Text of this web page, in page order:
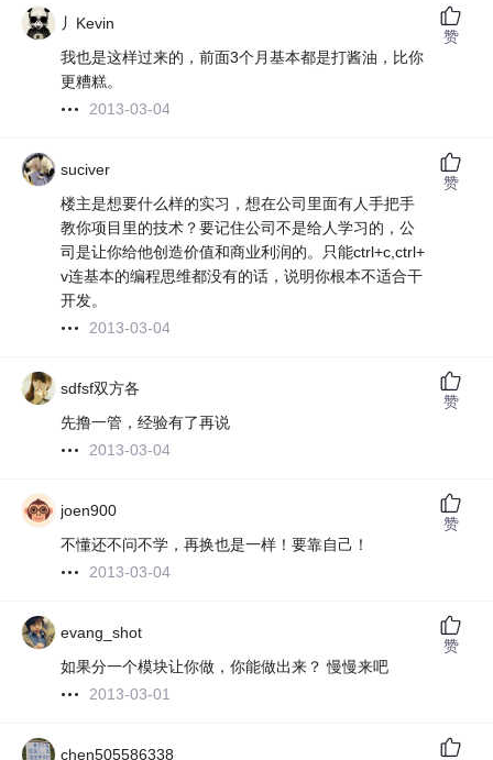
丿Kevin
我也是这样过来的，前面3个月基本都是打酱油，比你
更糟糕。
2013-03-04
赞
suciver
楼主是想要什么样的实习，想在公司里面有人手把手
教你项目里的技术？要记住公司不是给人学习的，公
司是让你给他创造价值和商业利润的。只能ctrl+c,ctrl+
v连基本的编程思维都没有的话，说明你根本不适合干
开发。
2013-03-04
赞
sdfsf双方各
先撸一管，经验有了再说
2013-03-04
赞
joen900
不懂还不问不学，再换也是一样！要靠自己！
2013-03-04
赞
evang_shot
如果分一个模块让你做，你能做出来？ 慢慢来吧
2013-03-01
赞
chen505586338